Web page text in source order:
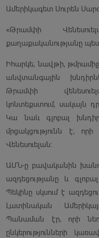
Ամերիկագետ Սուրեն
«Թրամփի
քաղաքականությանը
Իհարկե, նավթի,
անվտանգային
Թրամփի
կոնտեքստում, սակայն
Կա նաև գլոբալ
մրցակցությունն է,
Վենեսուելան։
ԱՄՆ-ը բավականին
ազդեցությանը և
Պեկինը սկսում է
Լատինական
Պանաման էր, որի
ընկերությունների